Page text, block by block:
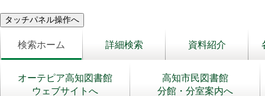
検索ホーム 詳細検索 資料紹介
オーテピア高知図書館
ウェブサイトへ
高知市民図書館
分館・分室案内へ